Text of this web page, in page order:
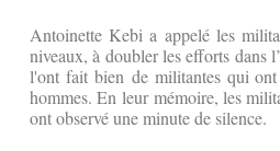
Antoinette Kebi a appelé les
niveaux, à doubler les efforts dans
l'ont fait bien de militantes qui
hommes. En leur mémoire, les
ont observé une minute de silence.